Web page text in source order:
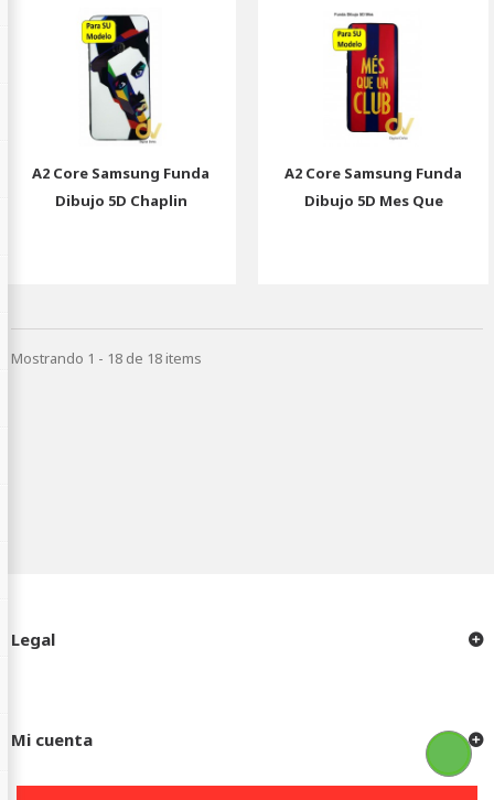
A2 Core Samsung Funda
Dibujo 5D Chaplin
A2 Core Samsung Funda
Dibujo 5D Mes Que
Mostrando 1 - 18 de 18 items
Legal
Mi cuenta